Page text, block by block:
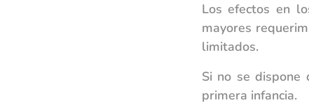
Los efectos en
mayores
limitados.
Si no se
primera infancia.